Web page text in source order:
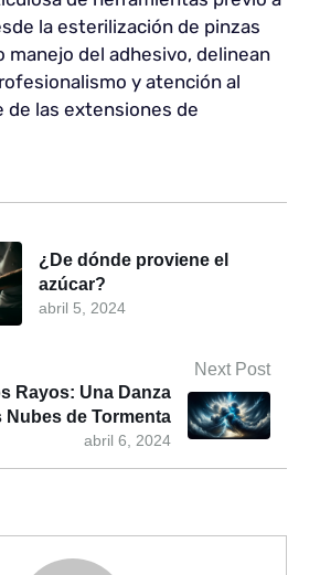
la esterilización de pinzas
manejo del adhesivo, delinean
y atención al
de las extensiones de
abril 5, 2024
¿De dónde proviene el
azúcar?
Next Post
abril 6, 2024
Rayos: Una Danza
Nubes de Tormenta